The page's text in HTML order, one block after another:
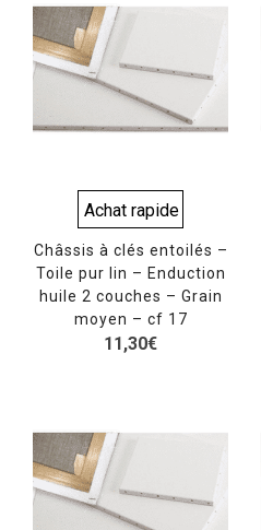
Achat rapide
Châssis à clés entoilés –
Toile pur lin – Enduction
huile 2 couches – Grain
moyen – cf 17
11,30€